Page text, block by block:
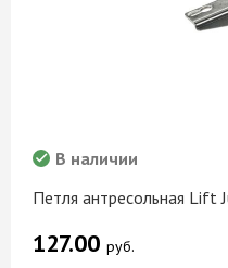
Петля антресольная Lift
В наличии
127.00 руб.